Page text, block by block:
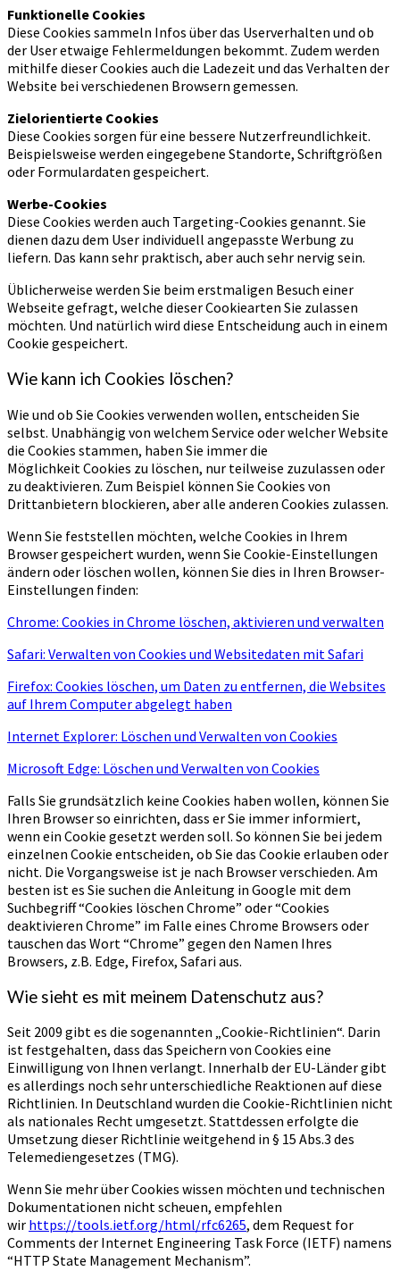
Funktionelle Cookies
Diese Cookies sammeln Infos über das Userverhalten und ob
der User etwaige Fehlermeldungen bekommt. Zudem werden
mithilfe dieser Cookies auch die Ladezeit und das Verhalten der
Website bei verschiedenen Browsern gemessen.
Zielorientierte Cookies
Diese Cookies sorgen für eine bessere Nutzerfreundlichkeit.
Beispielsweise werden eingegebene Standorte, Schriftgrößen
oder Formulardaten gespeichert.
Werbe-Cookies
Diese Cookies werden auch Targeting-Cookies genannt. Sie
dienen dazu dem User individuell angepasste Werbung zu
liefern. Das kann sehr praktisch, aber auch sehr nervig sein.
Üblicherweise werden Sie beim erstmaligen Besuch einer
Webseite gefragt, welche dieser Cookiearten Sie zulassen
möchten. Und natürlich wird diese Entscheidung auch in einem
Cookie gespeichert.
Wie kann ich Cookies löschen?
Wie und ob Sie Cookies verwenden wollen, entscheiden Sie
selbst. Unabhängig von welchem Service oder welcher Website
die Cookies stammen, haben Sie immer die
Möglichkeit Cookies zu löschen, nur teilweise zuzulassen oder
zu deaktivieren. Zum Beispiel können Sie Cookies von
Drittanbietern blockieren, aber alle anderen Cookies zulassen.
Wenn Sie feststellen möchten, welche Cookies in Ihrem
Browser gespeichert wurden, wenn Sie Cookie-Einstellungen
ändern oder löschen wollen, können Sie dies in Ihren Browser-
Einstellungen finden:
Chrome: Cookies in Chrome löschen, aktivieren und verwalten
Safari: Verwalten von Cookies und Websitedaten mit Safari
Firefox: Cookies löschen, um Daten zu entfernen, die Websites
auf Ihrem Computer abgelegt haben
Internet Explorer: Löschen und Verwalten von Cookies
Microsoft Edge: Löschen und Verwalten von Cookies
Falls Sie grundsätzlich keine Cookies haben wollen, können Sie
Ihren Browser so einrichten, dass er Sie immer informiert,
wenn ein Cookie gesetzt werden soll. So können Sie bei jedem
einzelnen Cookie entscheiden, ob Sie das Cookie erlauben oder
nicht. Die Vorgangsweise ist je nach Browser verschieden. Am
besten ist es Sie suchen die Anleitung in Google mit dem
Suchbegriff “Cookies löschen Chrome” oder “Cookies
deaktivieren Chrome” im Falle eines Chrome Browsers oder
tauschen das Wort “Chrome” gegen den Namen Ihres
Browsers, z.B. Edge, Firefox, Safari aus.
Wie sieht es mit meinem Datenschutz aus?
Seit 2009 gibt es die sogenannten „Cookie-Richtlinien“. Darin
ist festgehalten, dass das Speichern von Cookies eine
Einwilligung von Ihnen verlangt. Innerhalb der EU-Länder gibt
es allerdings noch sehr unterschiedliche Reaktionen auf diese
Richtlinien. In Deutschland wurden die Cookie-Richtlinien nicht
als nationales Recht umgesetzt. Stattdessen erfolgte die
Umsetzung dieser Richtlinie weitgehend in § 15 Abs.3 des
Telemediengesetzes (TMG).
Wenn Sie mehr über Cookies wissen möchten und technischen
Dokumentationen nicht scheuen, empfehlen
wir https://tools.ietf.org/html/rfc6265, dem Request for
Comments der Internet Engineering Task Force (IETF) namens
“HTTP State Management Mechanism”.